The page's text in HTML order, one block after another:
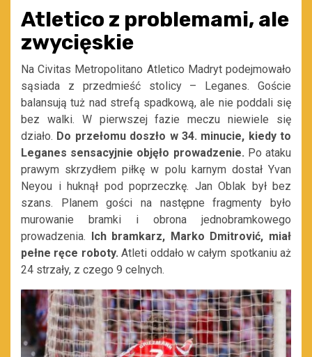
Atletico z problemami, ale
zwycięskie
Na Civitas Metropolitano Atletico Madryt podejmowało
sąsiada z przedmieść stolicy – Leganes. Goście
balansują tuż nad strefą spadkową, ale nie poddali się
bez walki. W pierwszej fazie meczu niewiele się
działo. Do przełomu doszło w 34. minucie, kiedy to
Leganes sensacyjnie objęło prowadzenie. Po ataku
prawym skrzydłem piłkę w polu karnym dostał Yvan
Neyou i huknął pod poprzeczkę. Jan Oblak był bez
szans. Planem gości na następne fragmenty było
murowanie bramki i obrona jednobramkowego
prowadzenia. Ich bramkarz, Marko Dmitrović, miał
pełne ręce roboty. Atleti oddało w całym spotkaniu aż
24 strzały, z czego 9 celnych.